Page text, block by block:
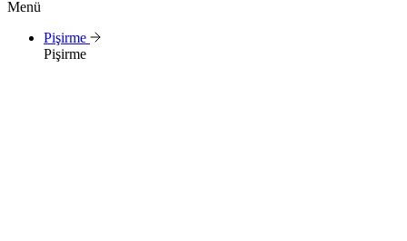
Menü
Pişirme
Pişirme